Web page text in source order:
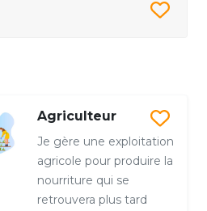
Agriculteur
Je gère une exploitation
agricole pour produire la
nourriture qui se
retrouvera plus tard